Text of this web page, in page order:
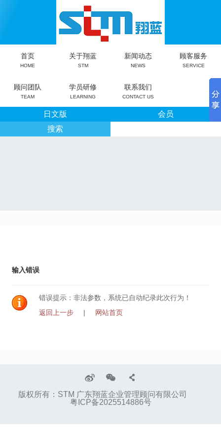
首页
HOME
关于翔蓝
STM
新闻动态
NEWS
顾客服务
SERVICE
顾问团队
TEAM
学员研修
LEARNING
联系我们
CONTACT US
日文版
会员
搜索
输入错误
错误提示：非法参数，系统已自动纪录此次行为！
返回上一步
| 网站首页
版权所有：STM 广东翔蓝企业管理顾问有限公司
粤ICP备2025514886号